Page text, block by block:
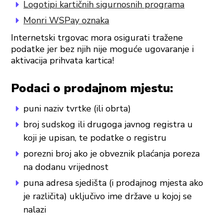
Logotipi kartičnih sigurnosnih programa
Monri WSPay oznaka
Internetski trgovac mora osigurati tražene
podatke jer bez njih nije moguće ugovaranje i
aktivacija prihvata kartica!
Podaci o prodajnom mjestu:
puni naziv tvrtke (ili obrta)
broj sudskog ili drugoga javnog registra u
koji je upisan, te podatke o registru
porezni broj ako je obveznik plaćanja poreza
na dodanu vrijednost
puna adresa sjedišta (i prodajnog mjesta ako
je različita) uključivo ime države u kojoj se
nalazi